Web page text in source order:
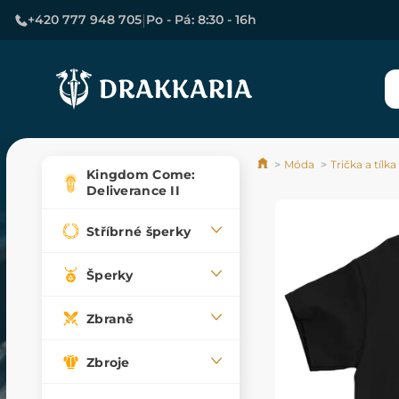
+420 777 948 705|Po - Pá: 8:30 - 16h
Kingdom Come:
Deliverance II
Stříbrné šperky
Šperky
Zbraně
Zbroje
Móda Trička a tílka